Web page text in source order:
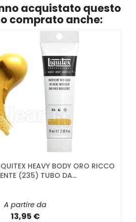
acquistato questo
comprato anche:
HEAVY BODY ORO RICCO
(235) TUBO DA...
A partire da
13,95 €